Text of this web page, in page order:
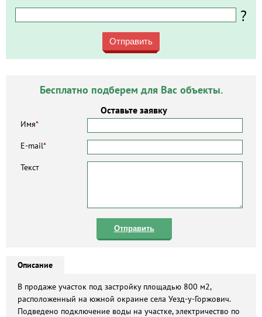
?
Отправить
Бесплатно подберем для Вас объекты.
Оставьте заявку
Имя*
E-mail*
Текст
Отправить
Описание
В продаже участок под застройку площадью 800 м2,
расположенный на южной окраине села Уезд-у-Горжович.
Подведено подключение воды на участке, электричество по